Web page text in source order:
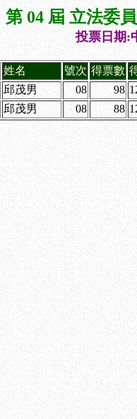
第 04 屆 立法委
投票日期:
姓名 號次 得票數
邱茂男 08 98
邱茂男 08 88